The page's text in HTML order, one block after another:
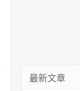
最新文章